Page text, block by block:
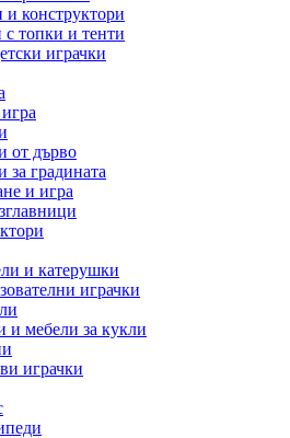
и конструктори
с топки и тенти
играчки
от дърво
за градината
и игра
и катерушки
играчки
и мебели за кукли
играчки